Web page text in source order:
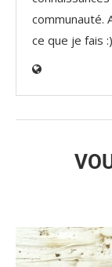
communauté.
ce que je fais :)